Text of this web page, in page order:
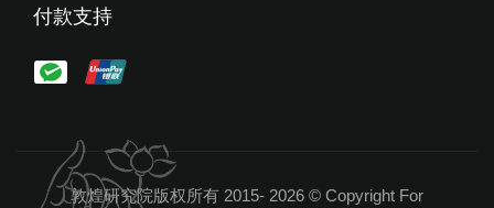
付款支持
敦煌研究院版权所有 2015- 2026 © Copyright For